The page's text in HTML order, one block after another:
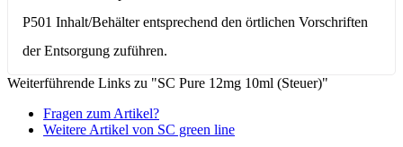
P501 Inhalt/Behälter entsprechend den örtlichen Vorschriften
der Entsorgung zuführen.
Weiterführende Links zu "SC Pure 12mg 10ml (Steuer)"
Fragen zum Artikel?
Weitere Artikel von SC green line